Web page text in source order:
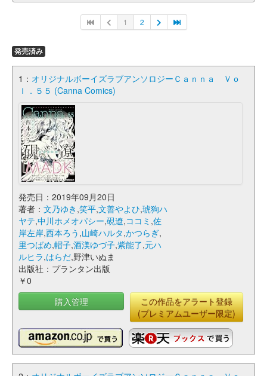
1 2
発売済み
1： オリジナルボーイズラブアンソロジーＣａｎｎａ Ｖｏ
ｌ．５５ (Canna Comics)
発売日：2019年09月20日
著者： 文乃ゆき ,笑平,文善やよひ,琥狗ハ
ヤテ,中川ホメオパシー,硯遼,ココミ ,佐
岸左岸,西本ろう ,山崎ハルタ,かつらぎ,
里つばめ,帽子,酒渼ゆづ子,紫能了,元ハ
ルヒラ,はらだ,野津いぬま
出版社：プランタン出版
￥0
購入管理
この作品をアラート登録
(プレミアムユーザー限定)